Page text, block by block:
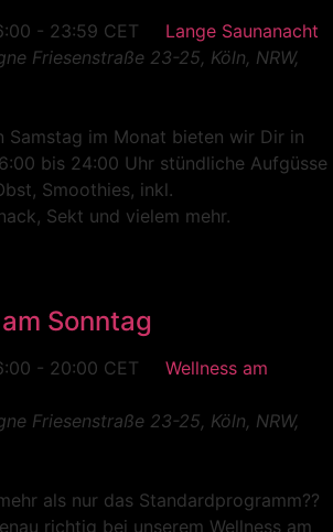
- 23:59 CET
Lange Saunanacht
Friesenstraße 23-25, Köln, NRW,
Samstag im Monat bieten wir Dir in
bis 24:00 Uhr stündliche Aufgüsse
Smoothies, inkl.
Sekt und vielem mehr.
Sonntag
- 20:00 CET
Wellness am
Friesenstraße 23-25, Köln, NRW,
als nur das Standardprogramm??
richtig bei unserem Wellness am